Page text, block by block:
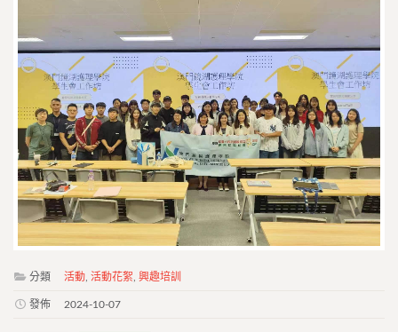
分類 活動 活動花絮 興趣培訓
發佈 2024-10-07